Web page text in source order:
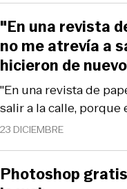
23 DICIEMBRE
"En una revista de
salir a la calle, porque
"En una revista
no me atrevía a
hicieron de
Photoshop